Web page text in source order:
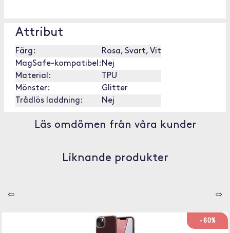
Attribut
Färg:
Rosa, Svart, Vit
MagSafe-kompatibel: Nej
Material:
TPU
Mönster:
Glitter
Trådlös laddning:
Nej
Läs omdömen från våra kunder
Liknande produkter
⇦ ⇨
-60%